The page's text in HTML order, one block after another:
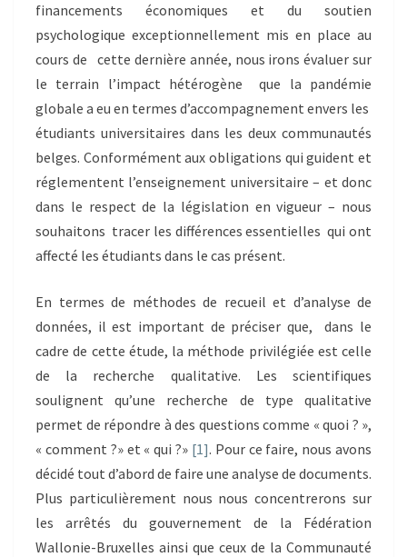
financements économiques et du soutien
psychologique exceptionnellement mis en place au
cours de cette dernière année, nous irons évaluer sur
le terrain l’impact hétérogène que la pandémie
globale a eu en termes d’accompagnement envers les
étudiants universitaires dans les deux communautés
belges. Conformément aux obligations qui guident et
réglementent l’enseignement universitaire – et donc
dans le respect de la législation en vigueur – nous
souhaitons tracer les différences essentielles qui ont
affecté les étudiants dans le cas présent.
En termes de méthodes de recueil et d’analyse de
données, il est important de préciser que, dans le
cadre de cette étude, la méthode privilégiée est celle
de la recherche qualitative. Les scientifiques
soulignent qu’une recherche de type qualitative
permet de répondre à des questions comme « quoi ? »,
« comment ?» et « qui ?» [1]. Pour ce faire, nous avons
décidé tout d’abord de faire une analyse de documents.
Plus particulièrement nous nous concentrerons sur
les arrêtés du gouvernement de la Fédération
Wallonie-Bruxelles ainsi que ceux de la Communauté